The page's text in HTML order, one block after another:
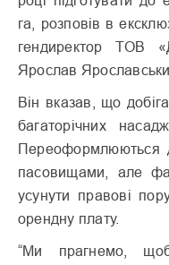
га, розповів в
гендиректор ТОВ
Ярослав
Він вказав, що
багаторічних
Переоформлюються
пасовищами, але
усунути правові
орендну плату.
“Ми прагнемо,